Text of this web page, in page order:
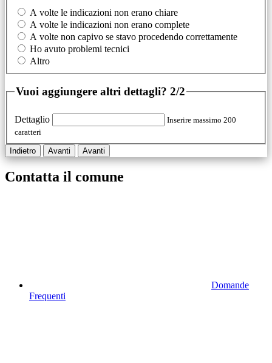
A volte le indicazioni non erano chiare
A volte le indicazioni non erano complete
A volte non capivo se stavo procedendo correttamente
Ho avuto problemi tecnici
Altro
Vuoi aggiungere altri dettagli? 2/2
Dettaglio
Inserire massimo 200
caratteri
Indietro Avanti Avanti
Contatta il comune
Domande
Frequenti